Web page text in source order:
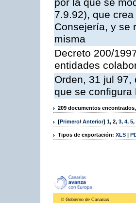
por la que se
7.9.92), que
Consejería, y se
misma
Decreto 200/
entidades
Orden, 31 jul
que se
209 documentos
[Primero/ Anterior] 1, 2, 3, 4, 5,
Tipos de exportación: XLS |
© Gobierno de Canarias